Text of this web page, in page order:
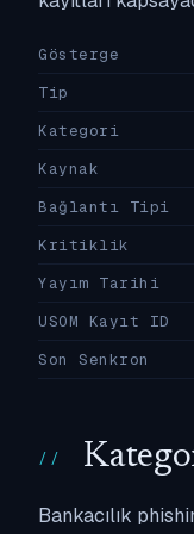
Gösterge
Tip
Kategori
Kaynak
Bağlantı Tipi
Kritiklik
Yayım Tarihi
USOM Kayıt ID
Son Senkron
Bankacılık